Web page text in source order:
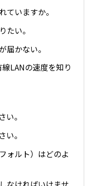
ていますか。
たい。
届かない。
LANの速度を知り
。
い。
ォルト）はどのよ